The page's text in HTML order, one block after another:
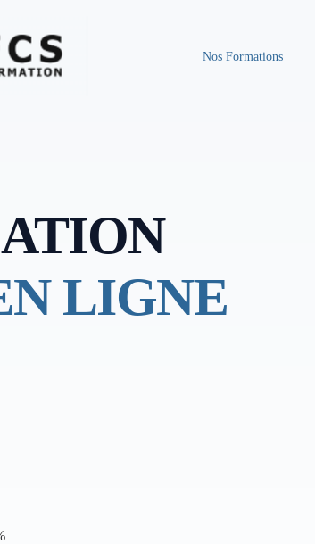
Nos Formations
LIGNE